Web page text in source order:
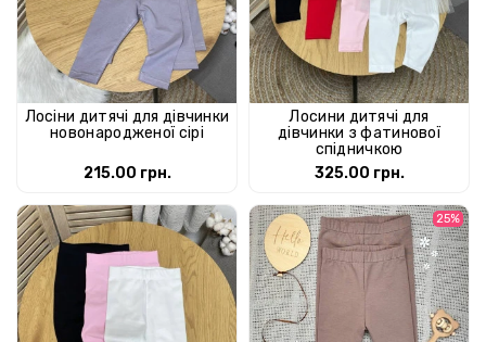
Лосіни дитячі для дівчинки
новонародженої сірі
215.00 грн.
Лосини дитячі для
дівчинки з фатинової
спідничкою
325.00 грн.
25%